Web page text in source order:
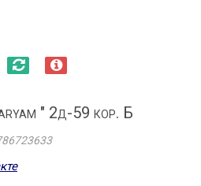
" 2д-59 кор. Б